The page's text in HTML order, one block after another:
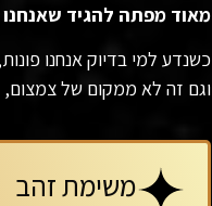
מאוד מפתה להגיד
כשנדע למי בדיוק אנחנו
וגם זה לא ממקום של צמצום,
משימת זהב